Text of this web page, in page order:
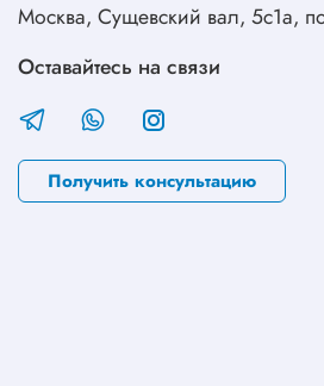
Москва, Сущевский вал, 5с1а,
Оставайтесь на связи
Получить консультацию